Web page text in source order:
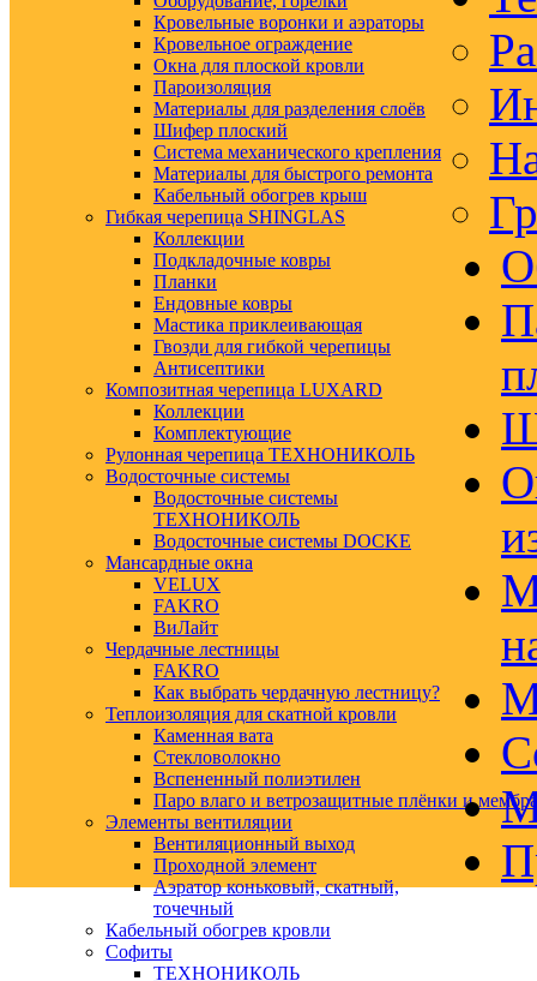
Кровельные воронки и аэраторы
Кровельное ограждение
Окна для плоской кровли
Пароизоляция
Материалы для разделения слоёв
Шифер плоский
Система механического крепления
Материалы для быстрого ремонта
Кабельный обогрев крыш
Гибкая черепица SHINGLAS
Коллекции
Подкладочные ковры
Планки
Ендовные ковры
Мастика приклеивающая
Гвозди для гибкой черепицы
Антисептики
Композитная черепица LUXARD
Коллекции
Комплектующие
Рулонная черепица ТЕХНОНИКОЛЬ
Водосточные системы
Водосточные системы
ТЕХНОНИКОЛЬ
Водосточные системы DOCKE
Мансардные окна
VELUX
FAKRO
ВиЛайт
Чердачные лестницы
FAKRO
Как выбрать чердачную лестницу?
Теплоизоляция для скатной кровли
Каменная вата
Стекловолокно
Вспененный полиэтилен
Паро влаго и ветрозащитные плёнки и
Элементы вентиляции
Вентиляционный выход
Проходной элемент
Аэратор коньковый, скатный,
точечный
Кабельный обогрев кровли
Софиты
ТЕХНОНИКОЛЬ